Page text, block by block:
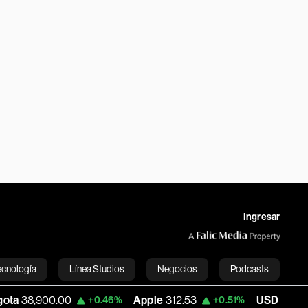
Ingresar
Línea Studios Negocios Podcasts
English
+0.46% Apple 312.53 +0.51% USD COP 3,159.39